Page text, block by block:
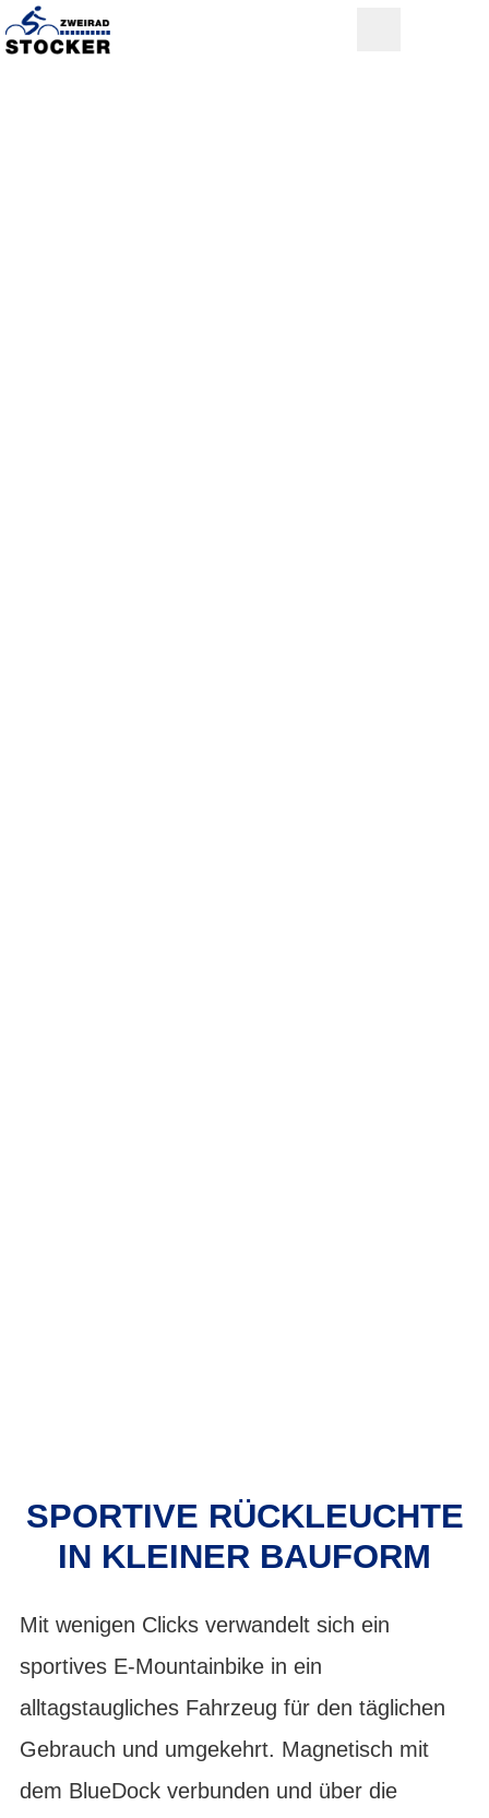
SPORTIVE RÜCKLEUCHTE
IN KLEINER BAUFORM
Mit wenigen Clicks verwandelt sich ein
sportives E-Mountainbike in ein
alltagstaugliches Fahrzeug für den täglichen
Gebrauch und umgekehrt. Magnetisch mit
dem BlueDock verbunden und über die